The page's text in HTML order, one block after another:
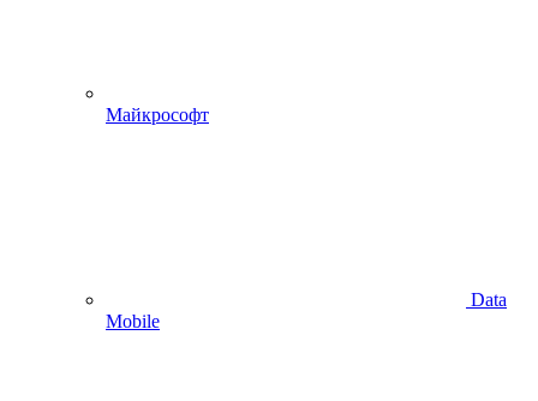
Майкрософт
Data
Mobile